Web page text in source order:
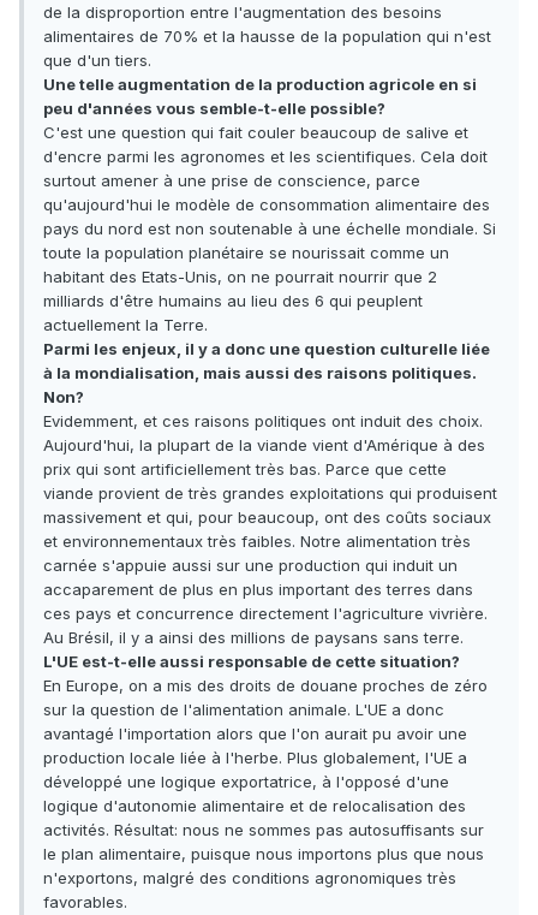
de la disproportion entre l'augmentation des besoins
alimentaires de 70% et la hausse de la population qui n'est
que d'un tiers.
Une telle augmentation de la production agricole en si
peu d'années vous semble-t-elle possible?
C'est une question qui fait couler beaucoup de salive et
d'encre parmi les agronomes et les scientifiques. Cela doit
surtout amener à une prise de conscience, parce
qu'aujourd'hui le modèle de consommation alimentaire des
pays du nord est non soutenable à une échelle mondiale. Si
toute la population planétaire se nourissait comme un
habitant des Etats-Unis, on ne pourrait nourrir que 2
milliards d'être humains au lieu des 6 qui peuplent
actuellement la Terre.
Parmi les enjeux, il y a donc une question culturelle liée
à la mondialisation, mais aussi des raisons politiques.
Non?
Evidemment, et ces raisons politiques ont induit des choix.
Aujourd'hui, la plupart de la viande vient d'Amérique à des
prix qui sont artificiellement très bas. Parce que cette
viande provient de très grandes exploitations qui produisent
massivement et qui, pour beaucoup, ont des coûts sociaux
et environnementaux très faibles. Notre alimentation très
carnée s'appuie aussi sur une production qui induit un
accaparement de plus en plus important des terres dans
ces pays et concurrence directement l'agriculture vivrière.
Au Brésil, il y a ainsi des millions de paysans sans terre.
L'UE est-t-elle aussi responsable de cette situation?
En Europe, on a mis des droits de douane proches de zéro
sur la question de l'alimentation animale. L'UE a donc
avantagé l'importation alors que l'on aurait pu avoir une
production locale liée à l'herbe. Plus globalement, l'UE a
développé une logique exportatrice, à l'opposé d'une
logique d'autonomie alimentaire et de relocalisation des
activités. Résultat: nous ne sommes pas autosuffisants sur
le plan alimentaire, puisque nous importons plus que nous
n'exportons, malgré des conditions agronomiques très
favorables.